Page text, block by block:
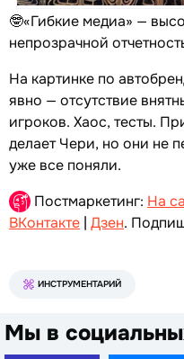
🤓«Гибкие медиа» —
непрозрачной
На картинке по
явно — отсутствие
игроков. Хаос, тесты.
делает Чери, но они не
уже все поняли.
Постмаркетинг: На
ВКонтакте | Дзен.
ИНСТРУМЕНТАРИЙ
Мы в